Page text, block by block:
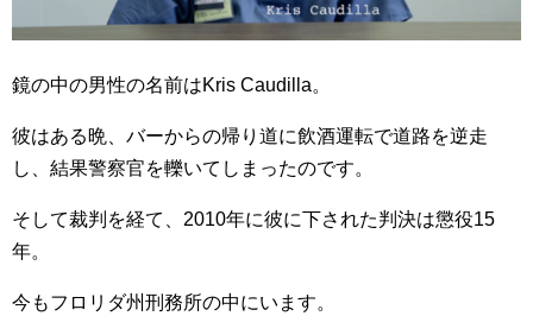
鏡の中の男性の名前はKris Caudilla。
彼はある晩、バーからの帰り道に飲酒運転で道路を逆走
し、結果警察官を轢いてしまったのです。
そして裁判を経て、2010年に彼に下された判決は懲役15
年。
今もフロリダ州刑務所の中にいます。